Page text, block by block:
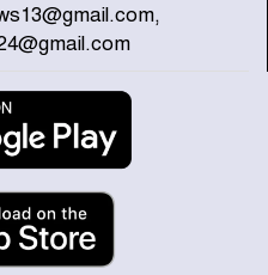
দিন বৃষ্টির আভাস
বক্তব্য প্রচারে ভারতের সমর্থন
আহত যোদ্ধা